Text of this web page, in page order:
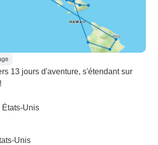
13 jours d'aventure, s'étendant sur
États-Unis
Unis